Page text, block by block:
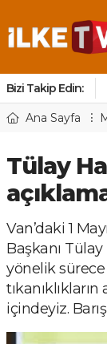
Bizi Takip Edin:
Ana Sayfa
Tülay
Van’daki 1
Başkanı
yönelik sürece
içindeyiz.